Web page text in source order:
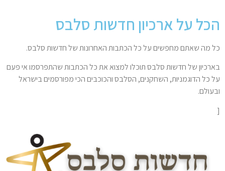
הכל על ארכיון חדשות סלבס
כל מה שאתם מחפשים על כל הכתבות האחרונות של חדשות סלבס.
בארכיון של חדשות סלבס תוכלו למצוא את כל הכתבות שהתפרסמו אי פעם
על כל הדוגמניות, השחקנים, הסלבס והכוכבים הכי מפורסמים בישראל
ובעולם.
[